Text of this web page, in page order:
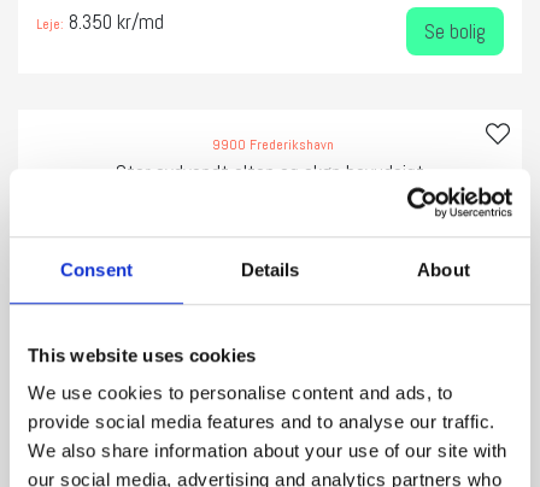
Consent Details About
This website uses cookies
We use cookies to personalise content and ads, to
provide social media features and to analyse our traffic.
We also share information about your use of our site with
our social media, advertising and analytics partners who
Leje: 8.350 kr/md Se bolig
9900 Frederikshavn
Stor sydvendt altan og skøn havudsigt
‹